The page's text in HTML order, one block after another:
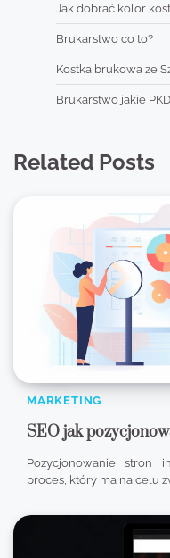
Jak dobrać kolor
Brukarstwo co to?
Kostka brukowa ze
Brukarstwo jakie
Related Posts
MARKETING
SEO jak
Pozycjonowanie stron
proces, który ma na celu